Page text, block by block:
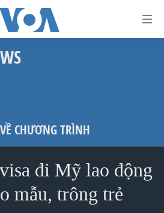
ký
VỀ CHƯƠNG TRÌNH
đi Mỹ lao động
mẫu, trông trẻ